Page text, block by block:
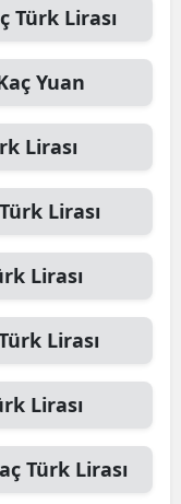
Türk Lirası
Yuan
Lirası
Lirası
Lirası
Lirası
Lirası
Türk Lirası